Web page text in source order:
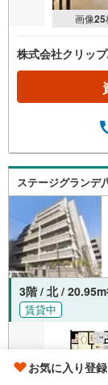
画像25
株式会社クリッ
ステージグランデ
3階 / 北 / 20.95m
賃貸中
お気に入り登